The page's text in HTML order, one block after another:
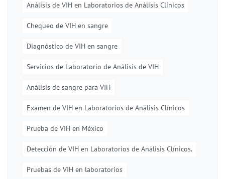
Análisis de VIH en Laboratorios de Análisis Clínicos
Chequeo de VIH en sangre
Diagnóstico de VIH en sangre
Servicios de Laboratorio de Análisis de VIH
Análisis de sangre para VIH
Examen de VIH en Laboratorios de Análisis Clínicos
Prueba de VIH en México
Detección de VIH en Laboratorios de Análisis Clínicos.
Pruebas de VIH en laboratorios